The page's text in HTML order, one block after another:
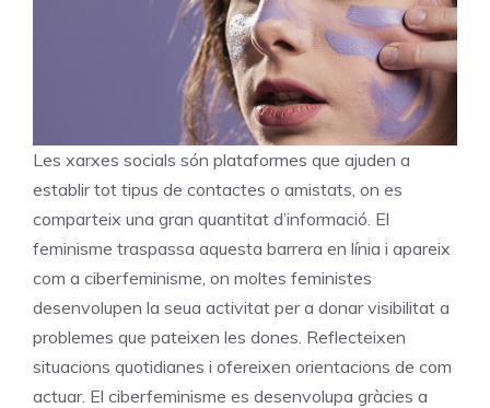
Les xarxes socials són plataformes que ajuden a
establir tot tipus de contactes o amistats, on es
comparteix una gran quantitat d’informació. El
feminisme traspassa aquesta barrera en línia i apareix
com a ciberfeminisme, on moltes feministes
desenvolupen la seua activitat per a donar visibilitat a
problemes que pateixen les dones. Reflecteixen
situacions quotidianes i ofereixen orientacions de com
actuar. El ciberfeminisme es desenvolupa gràcies a